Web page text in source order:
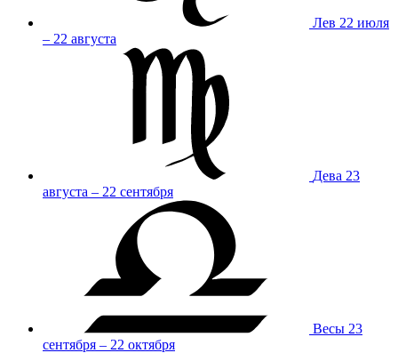
Лев 22 июля
– 22 августа
Дева 23
августа – 22 сентября
Весы 23
сентября – 22 октября